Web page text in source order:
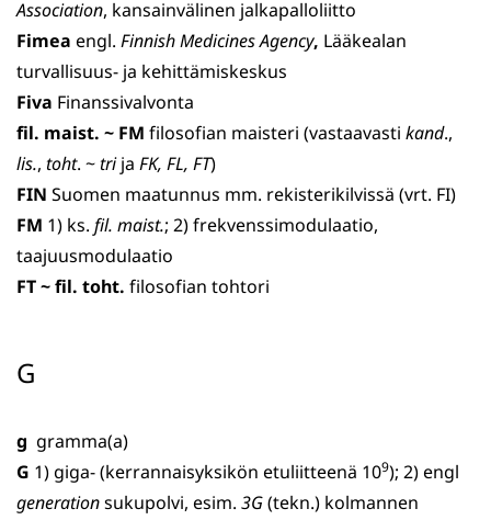
Association, kansainvälinen jalkapalloliitto
Fimea engl. Finnish Medicines Agency, Lääkealan
turvallisuus- ja kehittämiskeskus
Fiva Finanssivalvonta
fil. maist. ~ FM filosofian maisteri (vastaavasti kand.,
lis., toht. ~trija FK, FL, FT)
FIN Suomen maatunnus mm. rekisterikilvissä (vrt. FI)
FM 1) ks. fil. maist.; 2) frekvenssimodulaatio,
taajuusmodulaatio
FT ~ fil. toht. filosofian tohtori
G
g gramma(a)
G 1) giga- (kerrannaisyksikön etuliitteenä 109); 2) engl
generationsukupolvi, esim. 3G(tekn.) kolmannen